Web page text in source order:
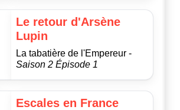
Le retour d'Arsène
Lupin
La tabatière de l'Empereur -
Saison 2 Épisode 1
Escales en France